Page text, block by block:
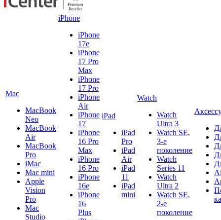
Mac
MacBook
Neo
MacBook
Air
MacBook
Pro
iMac
Mac mini
Apple
Vision
Pro
Mac
Studio
iPhone
iPhone
17e
iPhone
17 Pro
Max
iPhone
17 Pro
iPhone
Air
iPhone
17
iPhone
16 Pro
Max
iPhone
16 Pro
iPhone
16e
iPhone
16
Plus
iPad
iPad
Pro
iPad
Air
iPad
11
iPad
mini
Watch
Watch
Ultra 3
Watch SE,
3-е
поколение
Watch
Series 11
Watch
Ultra 2
Watch SE,
2-е
поколение